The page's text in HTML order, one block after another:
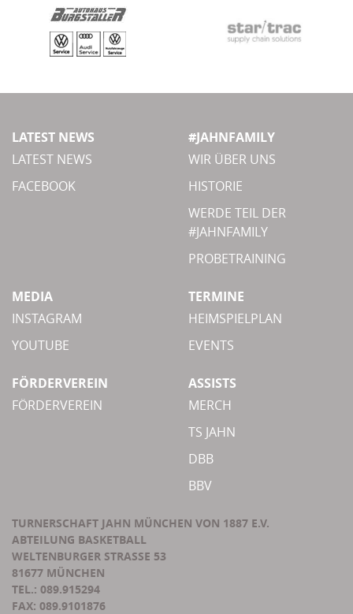
LATEST NEWS
LATEST NEWS
FACEBOOK
#JAHNFAMILY
WIR ÜBER UNS
HISTORIE
WERDE TEIL DER
#JAHNFAMILY
PROBETRAINING
MEDIA
INSTAGRAM
YOUTUBE
TERMINE
HEIMSPIELPLAN
EVENTS
FÖRDERVEREIN
FÖRDERVEREIN
ASSISTS
MERCH
TS JAHN
DBB
BBV
TURNERSCHAFT JAHN MÜNCHEN VON 1887 E.V.
ABTEILUNG BASKETBALL
WELTENBURGER STRASSE 53
81677 MÜNCHEN
TEL.: 089.915294
FAX: 089.9101876